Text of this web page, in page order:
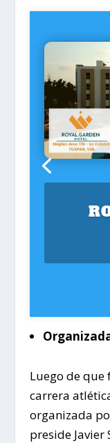
Luego de
carrera
organizada
preside Javier